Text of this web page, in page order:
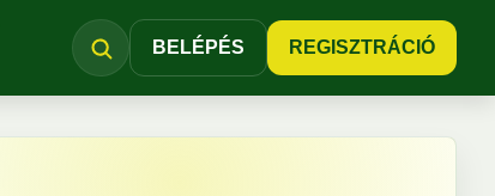
BELÉPÉS REGISZTRÁCIÓ